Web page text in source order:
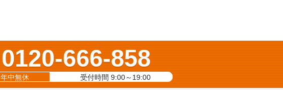
0120-666-858
年中無休 受付時間 9:00～19:00